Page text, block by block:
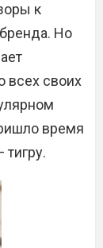
к
Но
всех своих
время